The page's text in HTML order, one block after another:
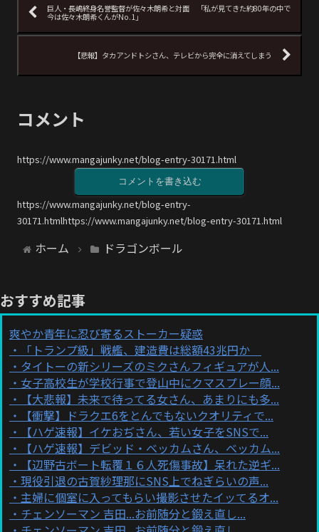
巨人・長嶋終身名誉監督が佐々木朗希と対面 「私が見てきた約80年の中で
今は佐々木朗希くんがNo.1」
【悲報】タカアンドトシさん、テレビから完全に消えてしまう
コメント
https://www.mangajunky.net/blog-entry-30171.html
コメントを書き込む
https://www.mangajunky.net/blog-entry-
30171.htmlhttps://www.mangajunky.net/blog-entry-30171.html
ホーム ドラゴンボール
おすすめ記事
爽やか青年に忍び寄るストーカー疑惑
「トランプ級」戦艦、建造費は総額43兆円か
タイトーの新シリーズのミクさんフィギュアが人...
女子高校生が学校行事で登山中にクマスプレー顔...
【大悲報】未来で待ってる女さん、あまりにも多...
【衝撃】ドラクエ6をとんでもないクオリティで...
【ハゲ速報】イケおぢさん、若い女子をSNSで...
【ハゲ速報】デビッド・ベッカムさん、ベッカム...
【辺野古ボート転覆１６人死傷事故】呆れた逆ギ...
現役引退の古賀紗理那にSNS上でねぎらいの声...
主婦に個室に入ってもらい撮影させたイッてるオ...
チェンソーマン 吉田...お前随分と鍛え直し...